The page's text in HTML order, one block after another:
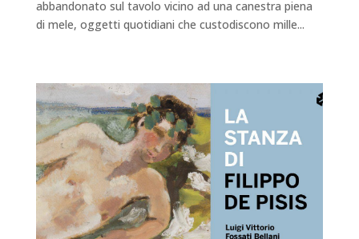
abbandonato sul tavolo vicino ad una canestra piena
di mele, oggetti quotidiani che custodiscono mille...